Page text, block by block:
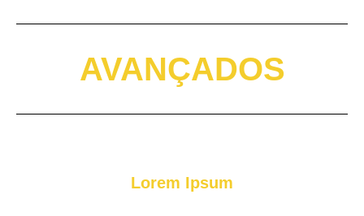
AVANÇADOS
Lorem Ipsum